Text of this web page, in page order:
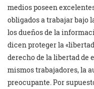
medios poseen
obligados a trabajar bajo
los dueños de la
dicen proteger la
derecho de la libertad de
mismos trabajadores, la
preocupante. Por